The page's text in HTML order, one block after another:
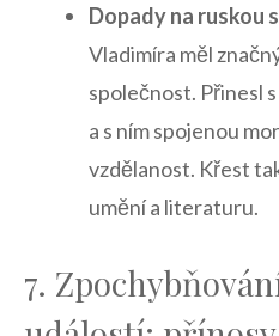
Dopady⁢ na ruskou
Vladimíra měl
společnost. Přinesl
a s⁤ ním spojenou
vzdělanost. Křest
umění a literaturu.
7.